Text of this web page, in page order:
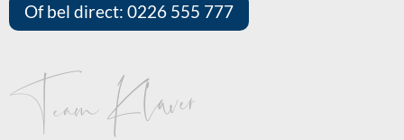
Of bel direct: 0226 555 777
Team Klaver